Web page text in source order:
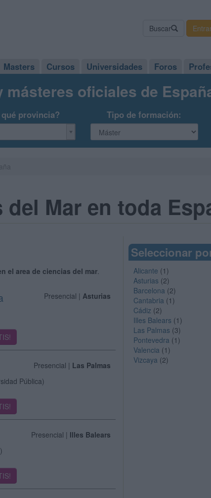
Buscar
Masters Cursos Universidades Foros
másteres oficiales de
provincia? Tipo de formación:
Mar en toda
el area de ciencias del mar.
Presencial |Asturias
Presencial | Las Palmas
Pública)
Presencial | Illes Balears
Seleccionar
Alicante (1)
Asturias (2)
Barcelona (2)
Cantabria (1)
Cádiz (2)
Illes Balears (1)
Las Palmas (3)
Pontevedra (1)
Valencia (1)
Vizcaya (2)